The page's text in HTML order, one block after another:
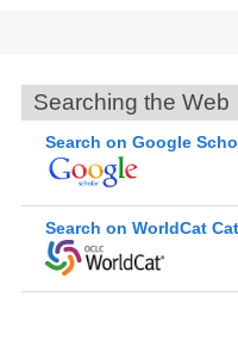
Searching the Web
Search on Google
Search on WorldCat